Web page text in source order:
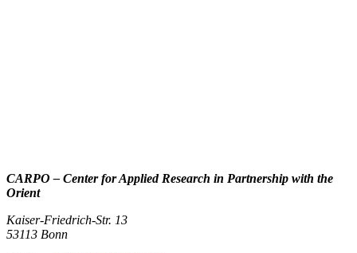
CARPO – Center for Applied Research in Partnership with the
Orient
Kaiser-Friedrich-Str. 13
53113 Bonn